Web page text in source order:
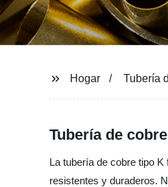
Hogar Tubería
Tubería de
La tubería de cobre tipo
resistentes y duraderos.